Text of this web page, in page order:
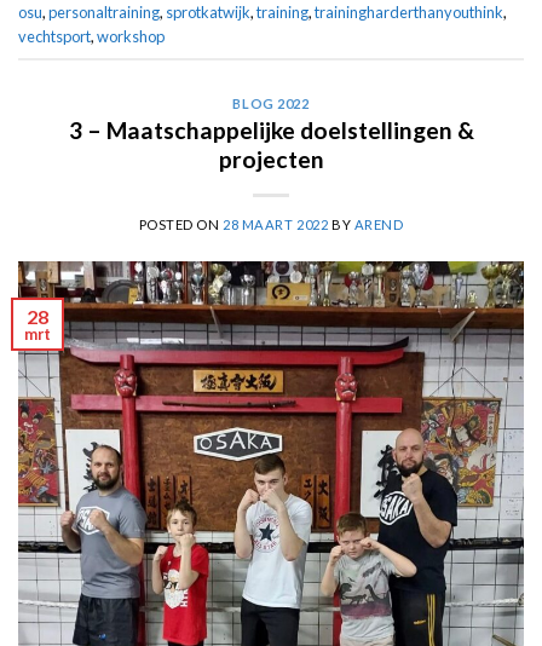
osu,personaltraining, sprotkatwijk,training,trainingharderthanyouthink,
vechtsport,workshop
BLOG 2022
3 – Maatschappelijke doelstellingen &
projecten
POSTED ON 28 MAART 2022 BY AREND
28
mrt